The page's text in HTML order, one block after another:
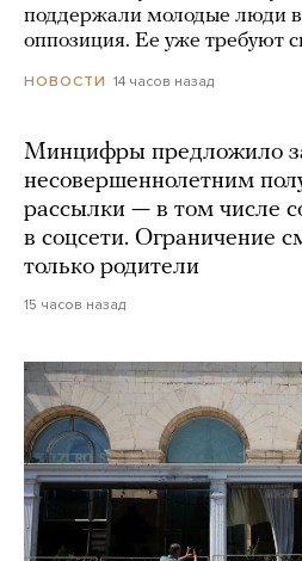
поддержали молодые люди в
оппозиция. Ее уже требуют
НОВОСТИ 14 часов назад
Минцифры предложило
несовершеннолетним
рассылки — в том числе
в соцсети. Ограничение
только родители
15 часов назад